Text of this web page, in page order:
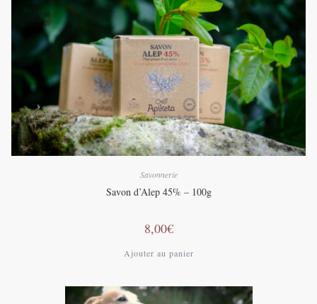
Savonnerie
Savon d’Alep 45% – 100g
8,00€
Ajouter au panier